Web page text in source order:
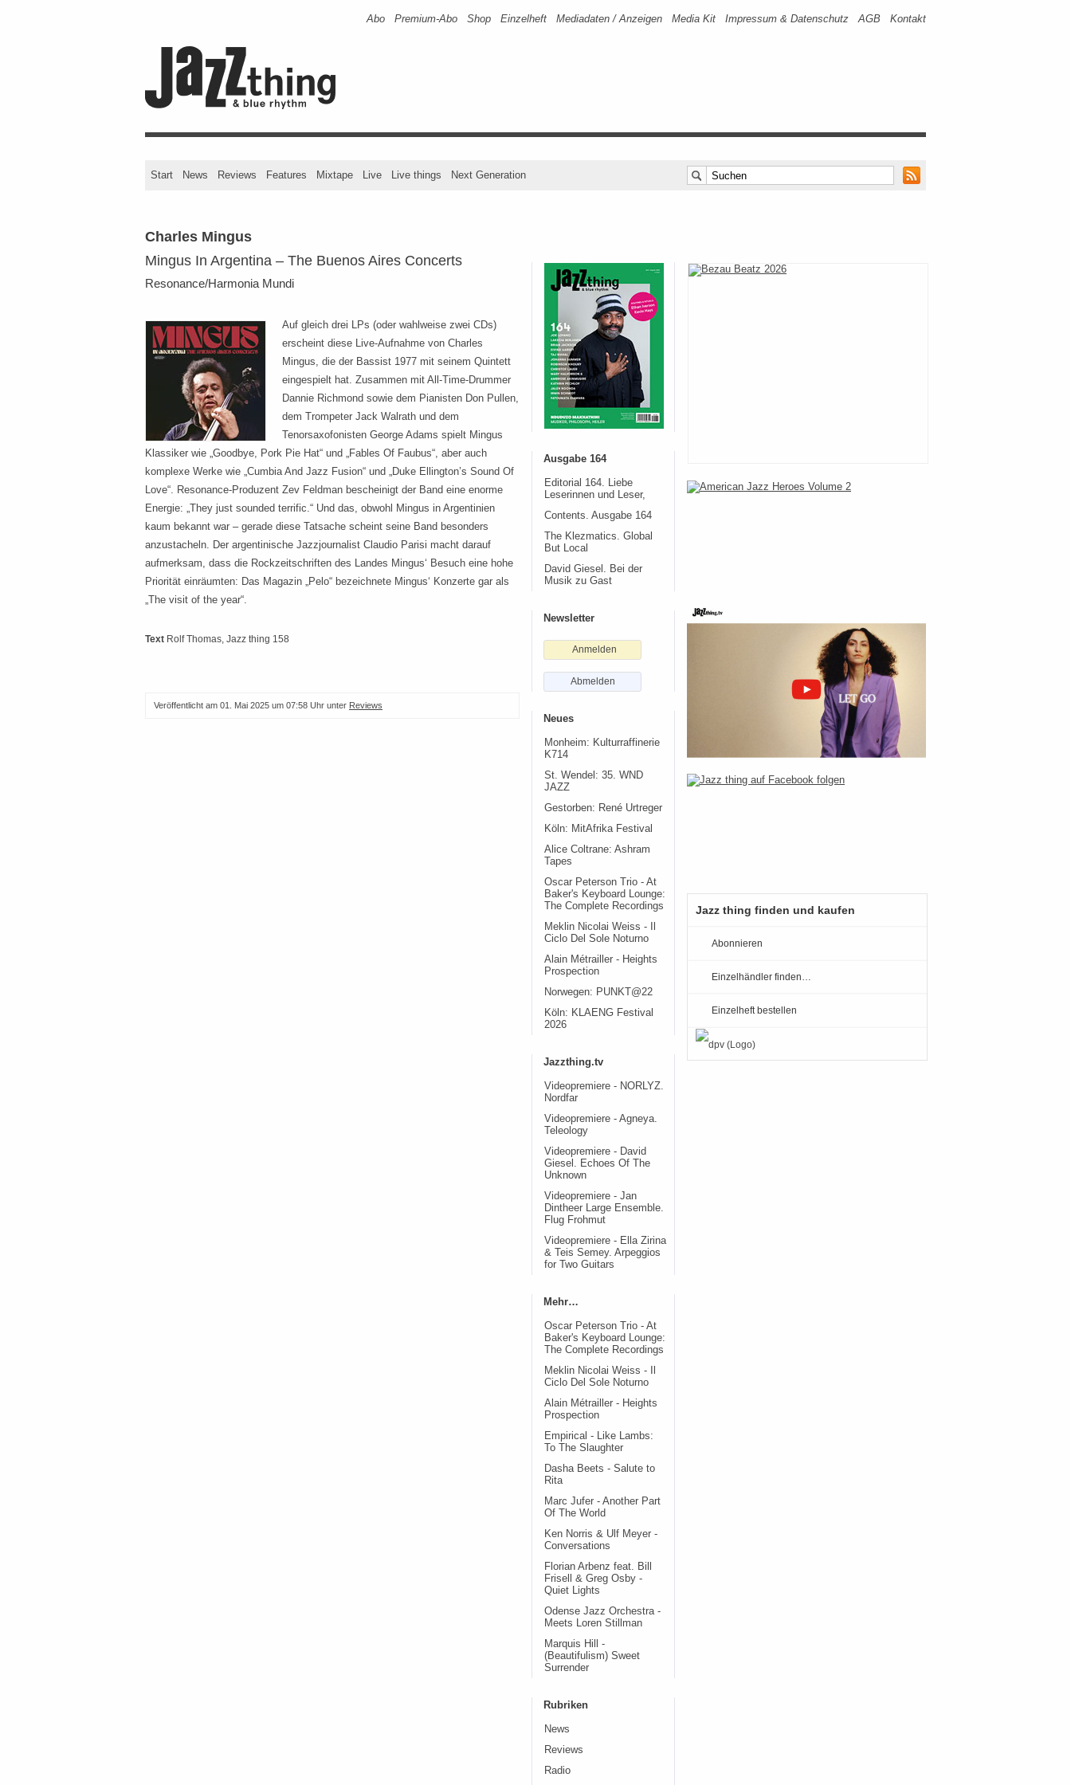
Abo Premium-Abo Shop Einzelheft Mediadaten / Anzeigen Media Kit Impressum & Datenschutz AGB Kontakt
Start News Reviews Features Mixtape Live Live things Next Generation
Charles Mingus
Mingus In Argentina – The Buenos Aires Concerts
Resonance/Harmonia Mundi
Auf gleich drei LPs (oder wahlweise zwei CDs)
erscheint diese Live-Aufnahme von Charles
Mingus, die der Bassist 1977 mit seinem Quintett
eingespielt hat. Zusammen mit All-Time-Drummer
Dannie Richmond sowie dem Pianisten Don Pullen,
dem Trompeter Jack Walrath und dem
Tenorsaxofonisten George Adams spielt Mingus
Klassiker wie „Goodbye, Pork Pie Hat“ und „Fables Of Faubus“, aber auch
komplexe Werke wie „Cumbia And Jazz Fusion“ und „Duke Ellington’s Sound Of
Love“. Resonance-Produzent Zev Feldman bescheinigt der Band eine enorme
Energie: „They just sounded terrific.“ Und das, obwohl Mingus in Argentinien
kaum bekannt war – gerade diese Tatsache scheint seine Band besonders
anzustacheln. Der argentinische Jazzjournalist Claudio Parisi macht darauf
aufmerksam, dass die Rockzeitschriften des Landes Mingus‘ Besuch eine hohe
Priorität einräumten: Das Magazin „Pelo“ bezeichnete Mingus‘ Konzerte gar als
„The visit of the year“.
Text Rolf Thomas, Jazz thing 158
Veröffentlicht am 01. Mai 2025 um 07:58 Uhr unter Reviews
Ausgabe 164
Editorial 164. Liebe
Leserinnen und Leser,
Contents. Ausgabe 164
The Klezmatics. Global
But Local
David Giesel. Bei der
Musik zu Gast
Newsletter
Anmelden
Abmelden
Neues
Monheim: Kulturraffinerie
K714
St. Wendel: 35. WND
JAZZ
Gestorben: René Urtreger
Köln: MitAfrika Festival
Alice Coltrane: Ashram
Tapes
Oscar Peterson Trio - At
Baker's Keyboard Lounge:
The Complete Recordings
Meklin Nicolai Weiss - Il
Ciclo Del Sole Noturno
Alain Métrailler - Heights
Prospection
Norwegen: PUNKT@22
Köln: KLAENG Festival
2026
Jazzthing.tv
Videopremiere - NORLYZ.
Nordfar
Videopremiere - Agneya.
Teleology
Videopremiere - David
Giesel. Echoes Of The
Unknown
Videopremiere - Jan
Dintheer Large Ensemble.
Flug Frohmut
Videopremiere - Ella Zirina
& Teis Semey. Arpeggios
for Two Guitars
Mehr…
Oscar Peterson Trio - At
Baker's Keyboard Lounge:
The Complete Recordings
Meklin Nicolai Weiss - Il
Ciclo Del Sole Noturno
Alain Métrailler - Heights
Prospection
Empirical - Like Lambs:
To The Slaughter
Dasha Beets - Salute to
Rita
Marc Jufer - Another Part
Of The World
Ken Norris & Ulf Meyer -
Conversations
Florian Arbenz feat. Bill
Frisell & Greg Osby -
Quiet Lights
Odense Jazz Orchestra -
Meets Loren Stillman
Marquis Hill -
(Beautifulism) Sweet
Surrender
Rubriken
News
Reviews
Radio
Jazz thing finden und kaufen
Abonnieren
Einzelhändler finden…
Einzelheft bestellen